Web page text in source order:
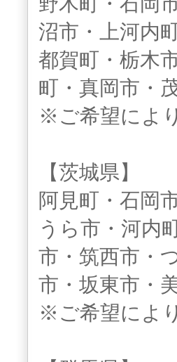
沼市・上河内
都賀町・栃木
町・真岡市・
※ご希望によ
【茨城県】
阿見町・石岡
うら市・河内
市・筑西市・
市・坂東市・
※ご希望によ